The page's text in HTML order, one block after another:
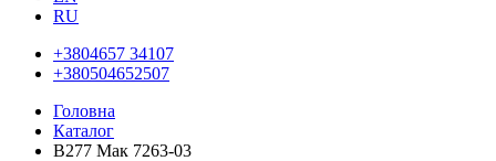
RU
+3804657 34107
+380504652507
Головна
Каталог
В277 Мак 7263-03